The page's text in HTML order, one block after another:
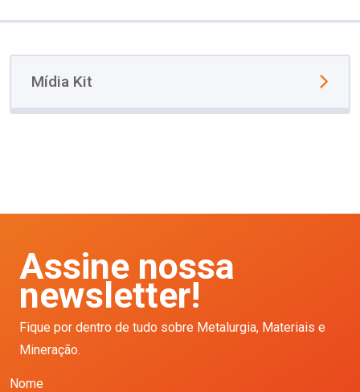
Mídia Kit
Assine nossa
newsletter!
Fique por dentro de tudo sobre Metalurgia, Materiais e
Mineração.
Nome